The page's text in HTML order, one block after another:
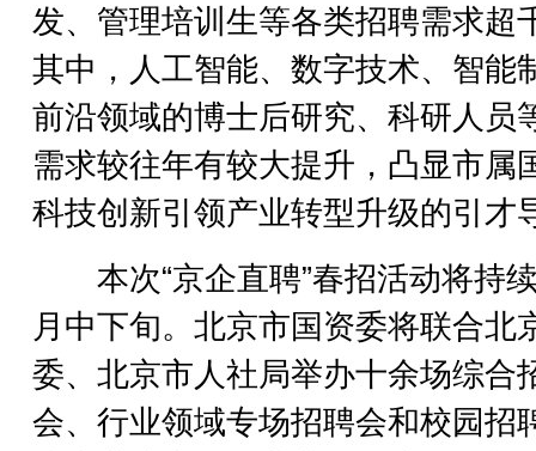
发、管理培训生等各类招聘需求超
其中，人工智能、数字技术、智能
前沿领域的博士后研究、科研人员
需求较往年有较大提升，凸显市属
科技创新引领产业转型升级的引才
本次“京企直聘”春招活动将持
月中下旬。北京市国资委将联合北
委、北京市人社局举办十余场综合
会、行业领域专场招聘会和校园招